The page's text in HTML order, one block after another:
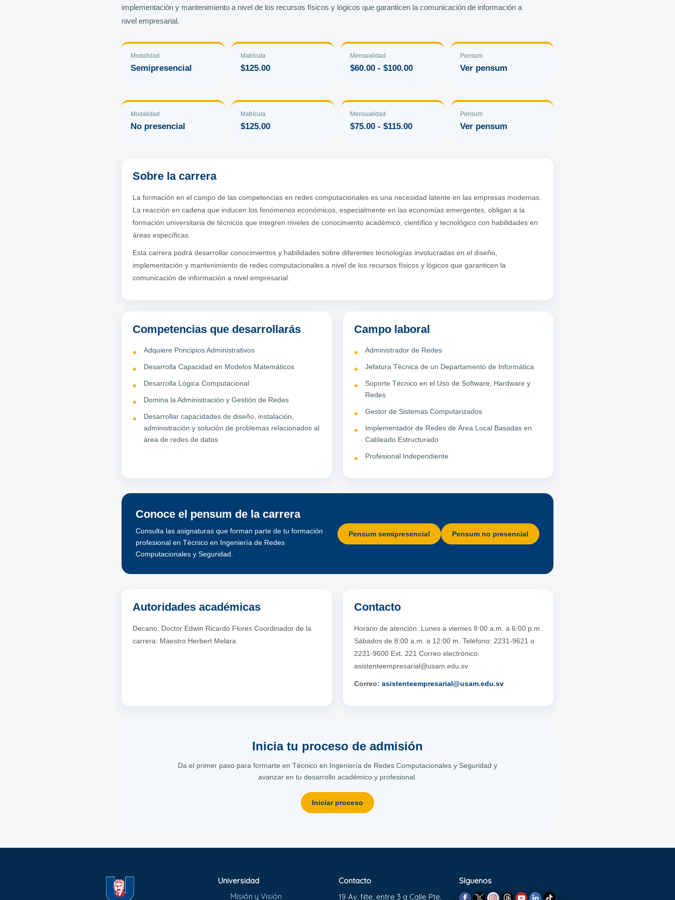
implementación y mantenimiento a nivel de los recursos físicos y lógicos que garanticen la comunicación de información a
nivel empresarial.
Modalidad
Semipresencial
Matrícula
$125.00
Mensualidad
$60.00 - $100.00
Pensum
Ver pensum
Modalidad
No presencial
Matrícula
$125.00
Mensualidad
$75.00 - $115.00
Pensum
Ver pensum
Sobre la carrera
La formación en el campo de las competencias en redes computacionales es una necesidad latente en las empresas modernas.
La reacción en cadena que inducen los fenómenos económicos, especialmente en las economías emergentes, obligan a la
formación universitaria de técnicos que integren niveles de conocimiento académico, científico y tecnológico con habilidades en
áreas específicas.
Esta carrera podrá desarrollar conocimientos y habilidades sobre diferentes tecnologías involucradas en el diseño,
implementación y mantenimiento de redes computacionales a nivel de los recursos físicos y lógicos que garanticen la
comunicación de información a nivel empresarial.
Competencias que desarrollarás
Adquiere Principios Administrativos
Desarrolla Capacidad en Modelos Matemáticos
Desarrolla Lógica Computacional
Domina la Administración y Gestión de Redes
Desarrollar capacidades de diseño, instalación,
administración y solución de problemas relacionados al
área de redes de datos
Campo laboral
Administrador de Redes
Jefatura Técnica de un Departamento de Informática
Soporte Técnico en el Uso de Software, Hardware y
Redes
Gestor de Sistemas Computarizados
Implementador de Redes de Área Local Basadas en
Cableado Estructurado
Profesional Independiente
Conoce el pensum de la carrera
Consulta las asignaturas que forman parte de tu formación
profesional en Técnico en Ingeniería de Redes
Computacionales y Seguridad.
Pensum semipresencial Pensum no presencial
Autoridades académicas
Decano: Doctor Edwin Ricardo Flores Coordinador de la
carrera: Maestro Herbert Melara
Contacto
Horario de atención: Lunes a viernes 8:00 a.m. a 6:00 p.m.
Sábados de 8:00 a.m. a 12:00 m. Teléfono: 2231-9621 o
2231-9600 Ext. 221 Correo electrónico:
asistenteempresarial@usam.edu.sv
Correo: asistenteempresarial@usam.edu.sv
Inicia tu proceso de admisión
Da el primer paso para formarte en Técnico en Ingeniería de Redes Computacionales y Seguridad y
avanzar en tu desarrollo académico y profesional.
Iniciar proceso
Universidad
Misión y Visión
Contacto
19 Av. Nte. entre 3 a Calle Pte.
Síguenos